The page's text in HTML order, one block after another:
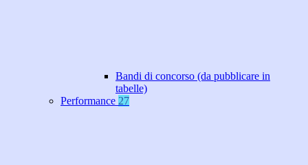
Bandi di concorso (da pubblicare in
tabelle)
Performance 27